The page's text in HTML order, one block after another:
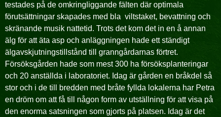
testades på de omkringliggande fälten där optimala
förutsättningar skapades med bla viltstaket, bevattning och
skränande musik nattetid. Trots det kom det in en å annan
älg för att äta asp och anläggningen hade ett ständigt
älgavskjutningstillstånd till granngårdarnas förtret.
Försöksgården hade som mest 300 ha försöksplanteringar
och 20 anställda i laboratoriet. Idag är gården en bråkdel så
stor och i de till bredden med bråte fyllda lokalerna har Petra
en dröm om att få till någon form av utställning för att visa på
den enorma satsningen som gjorts på platsen. Idag är det